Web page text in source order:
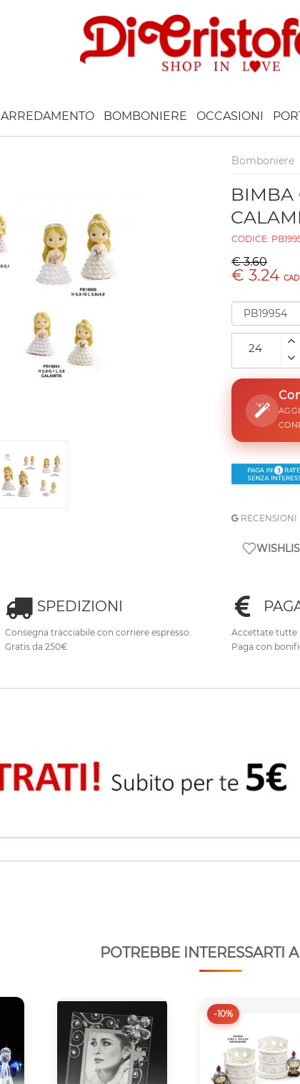
ARREDAMENTO BOMBONIERE OCCASIONI
Bomboniere
BIMBA
CODICE:
€ 3.60
€ 3.24
RECENSIONI
SPEDIZIONI
Consegna tracciabile con corriere espresso.
Gratis da 250€
Accettate tutte
Paga con
POTREBBE INTERESSARTI
-10%